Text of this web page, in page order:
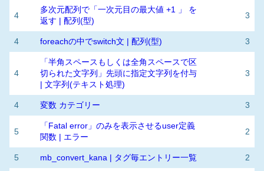
4
多次元配列で「一次元目の最大値 +1 」 を
返す | 配列(型)
3
4 foreachの中でswitch文 | 配列(型) 3
4
「半角スペースもしくは全角スペースで区
切られた文字列」先頭に指定文字列を付与
| 文字列(テキスト処理)
3
4 変数 カテゴリー 3
5
「Fatal error」のみを表示させるuser定義
関数 | エラー
2
5 mb_convert_kana | タグ毎エントリー一覧 2